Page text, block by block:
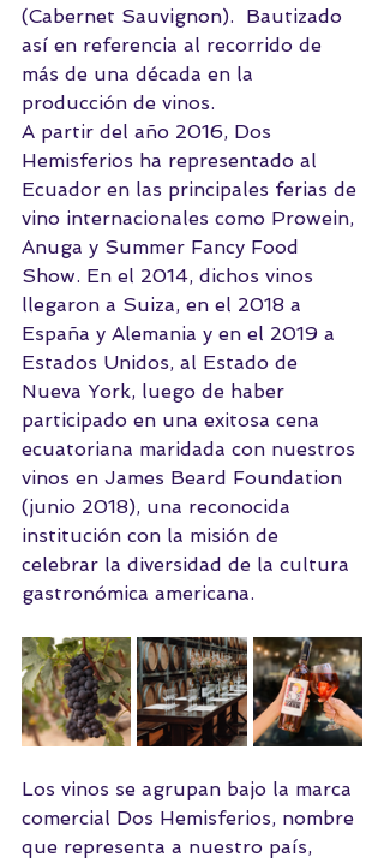
(Cabernet Sauvignon).  Bautizado
así en referencia al recorrido de
más de una década en la
producción de vinos.
A partir del año 2016, Dos
Hemisferios ha representado al
Ecuador en las principales ferias de
vino internacionales como Prowein,
Anuga y Summer Fancy Food
Show. En el 2014, dichos vinos
llegaron a Suiza, en el 2018 a
España y Alemania y en el 2019 a
Estados Unidos, al Estado de
Nueva York, luego de haber
participado en una exitosa cena
ecuatoriana maridada con nuestros
vinos en James Beard Foundation
(junio 2018), una reconocida
institución con la misión de
celebrar la diversidad de la cultura
gastronómica americana.
Los vinos se agrupan bajo la marca
comercial Dos Hemisferios, nombre
que representa a nuestro país,